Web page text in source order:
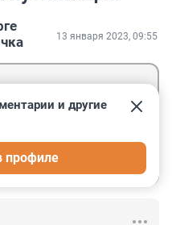
13 января 2023, 09:55
и другие
профиле